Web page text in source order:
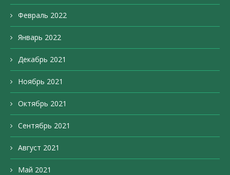
Февраль 2022
Январь 2022
Декабрь 2021
Ноябрь 2021
Октябрь 2021
Сентябрь 2021
Август 2021
Май 2021